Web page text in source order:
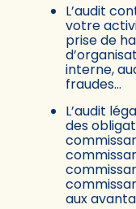
L’audit
votre
prise de
interne,
fraudes…
L’audit
des
aux